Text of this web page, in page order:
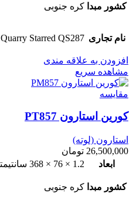
کشور مبدا کره جنوبی
نام تجاری Quarry Starred QS287
افزودن به علاقه مندی
مشاهده سریع
مقایسه
کورین استارون PT857
استارون (لوته)
26,500,000 تومان
ابعاد
1.2 × 76 × 368 سانتیمتر
کشور مبدا کره جنوبی